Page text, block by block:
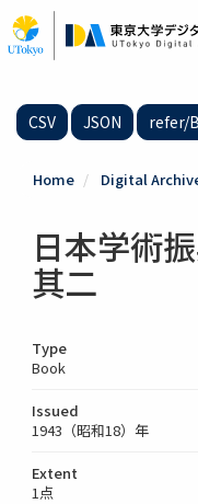
to
main
CSV JSON refer/
Home Digital
日本学術
其二
Type
Book
Issued
1943（昭和18）年
Extent
1点